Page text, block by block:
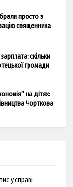
просто з
священника
скільки
громади
на дітях:
Чорткова
у справі